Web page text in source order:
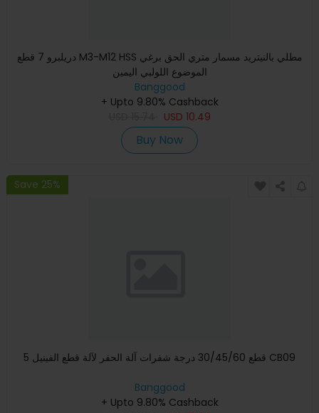
دريلبرو 7 قطع M3-M12 HSS مطلي بالنيتريد مسمار متري الحق برغي
الموضوع اللولبي اليمين
Banggood
+ Upto 9.80% Cashback
USD 10.49
Buy Now
Save 25%
5 قطع 30/45/60 درجة شفرات آلة الحفر لآلة قطع الفينيل CB09
Banggood
+ Upto 9.80% Cashback